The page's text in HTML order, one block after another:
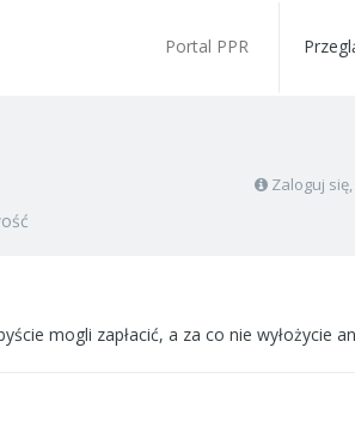
Portal PPR
Zaloguj
mogli zapłacić, a za co nie wyłożycie